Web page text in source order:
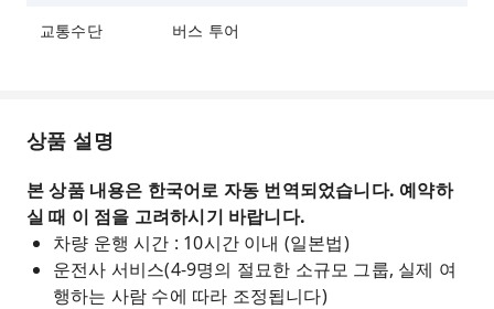
교통수단 버스 투어
상품 설명
본 상품 내용은 한국어로 자동 번역되었습니다. 예약하
실 때 이 점을 고려하시기 바랍니다.
차량 운행 시간 : 10시간 이내 (일본법)
운전사 서비스(4-9명의 절묘한 소규모 그룹, 실제 여
행하는 사람 수에 따라 조정됩니다)